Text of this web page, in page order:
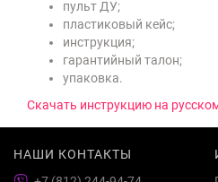
пульт ДУ;
пластиковый кейс;
инструкция;
гарантийный талон;
упаковка.
Скачать инструкцию на
НАШИ КОНТАКТЫ